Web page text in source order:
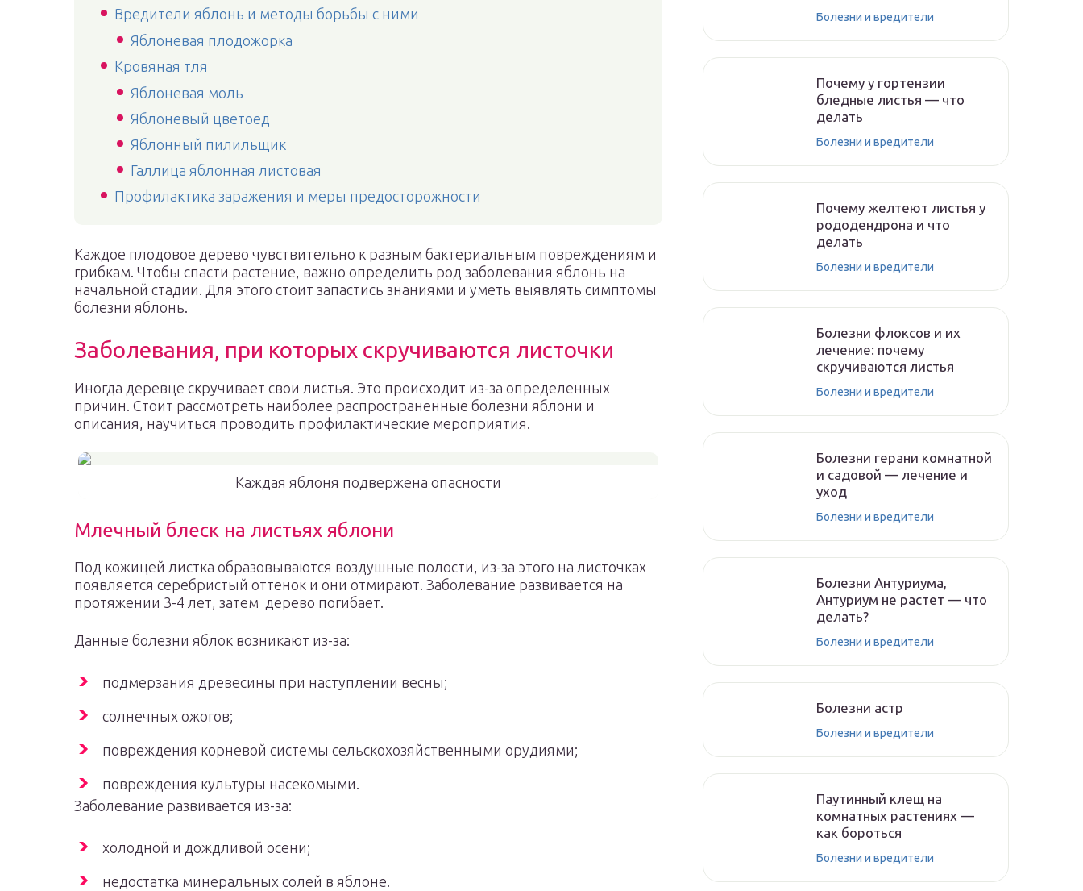
Вредители яблонь и методы борьбы с ними
Яблоневая плодожорка
Кровяная тля
Яблоневая моль
Яблоневый цветоед
Яблонный пилильщик
Галлица яблонная листовая
Профилактика заражения и меры предосторожности
Каждое плодовое дерево чувствительно к разным бактериальным повреждениям и
грибкам. Чтобы спасти растение, важно определить род заболевания яблонь на
начальной стадии. Для этого стоит запастись знаниями и уметь выявлять симптомы
болезни яблонь.
Заболевания, при которых скручиваются листочки
Иногда деревце скручивает свои листья. Это происходит из-за определенных
причин. Стоит рассмотреть наиболее распространенные болезни яблони и
описания, научиться проводить профилактические мероприятия.
Каждая яблоня подвержена опасности
Млечный блеск на листьях яблони
Под кожицей листка образовываются воздушные полости, из-за этого на листочках
появляется серебристый оттенок и они отмирают. Заболевание развивается на
протяжении 3-4 лет, затем дерево погибает.
Данные болезни яблок возникают из-за:
подмерзания древесины при наступлении весны;
солнечных ожогов;
повреждения корневой системы сельскохозяйственными орудиями;
повреждения культуры насекомыми.
Заболевание развивается из-за:
холодной и дождливой осени;
недостатка минеральных солей в яблоне.
Болезни и вредители
Почему у гортензии
бледные листья — что
делать
Болезни и вредители
Почему желтеют листья у
рододендрона и что
делать
Болезни и вредители
Болезни флоксов и их
лечение: почему
скручиваются листья
Болезни и вредители
Болезни герани комнатной
и садовой — лечение и
уход
Болезни и вредители
Болезни Антуриума,
Антуриум не растет — что
делать?
Болезни и вредители
Болезни астр
Болезни и вредители
Паутинный клещ на
комнатных растениях —
как бороться
Болезни и вредители